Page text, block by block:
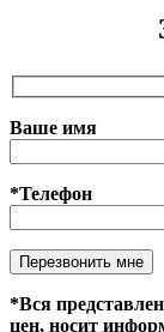
Ваше имя
*Телефон
Оставьте это
*Вся
цен, носит